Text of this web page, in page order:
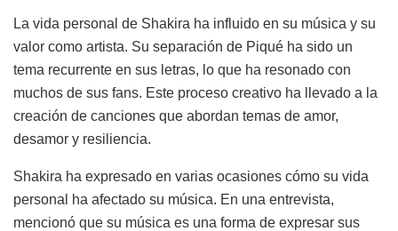
La vida personal de Shakira ha influido en su música y su
valor como artista. Su separación de Piqué ha sido un
tema recurrente en sus letras, lo que ha resonado con
muchos de sus fans. Este proceso creativo ha llevado a la
creación de canciones que abordan temas de amor,
desamor y resiliencia.
Shakira ha expresado en varias ocasiones cómo su vida
personal ha afectado su música. En una entrevista,
mencionó que su música es una forma de expresar sus